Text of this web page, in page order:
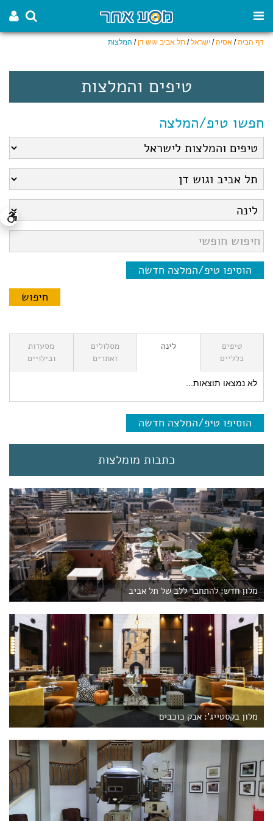
דף הבית/ אסיה/ ישראל/ תל אביב וגוש דן / המלצות
טיפים והמלצות
חפשו טיפ/המלצה
הוסיפו טיפ/המלצה חדשה
טיפים
כלליים
לינה
מסלולים
ואתרים
מסעדות
ובילויים
לא נמצאו תוצאות...
הוסיפו טיפ/המלצה חדשה
כתבות מומלצות
מלון חדש: להתחבר ללב של תל אביב
מלון בקסטייג': אבק כוכבים